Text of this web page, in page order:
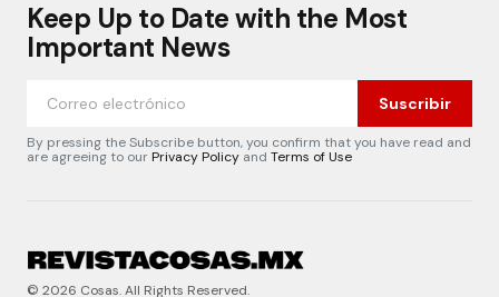
Keep Up to Date with the Most
Important News
Suscribir
By pressing the Subscribe button, you confirm that you have read and
are agreeing to ourPrivacy Policy and Terms of Use
© 2026 Cosas. All Rights Reserved.